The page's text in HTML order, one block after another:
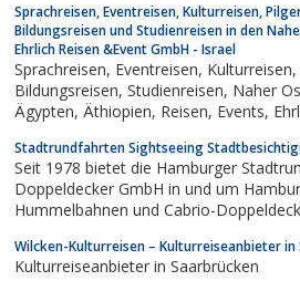
erfahrene Reiseleitung aus.
Sprachreisen, Eventreisen, Kulturreisen,
Bildungsreisen und Studienreisen in den
Ehrlich Reisen &Event GmbH - Israel
Sprachreisen, Eventreisen, Kulturreisen, Pilgerreisen,
Bildungsreisen, Studienreisen, Naher Osten, Israel, Jordanien,
Ägypten, Äthiopien, Reisen, Events, Ehrlich Reisen, Yoram
Stadtrundfahrten Sightseeing
Seit 1978 bietet die Hamburger
Doppeldecker GmbH in und um
Hummelbahnen und Cabrio-
wie die Wünsche unserer Fahrgäste.
können sind planmäßige und
Wilcken-Kulturreisen – Kulturreiseanbieter in
Kulturreiseanbieter in Saarbrücken